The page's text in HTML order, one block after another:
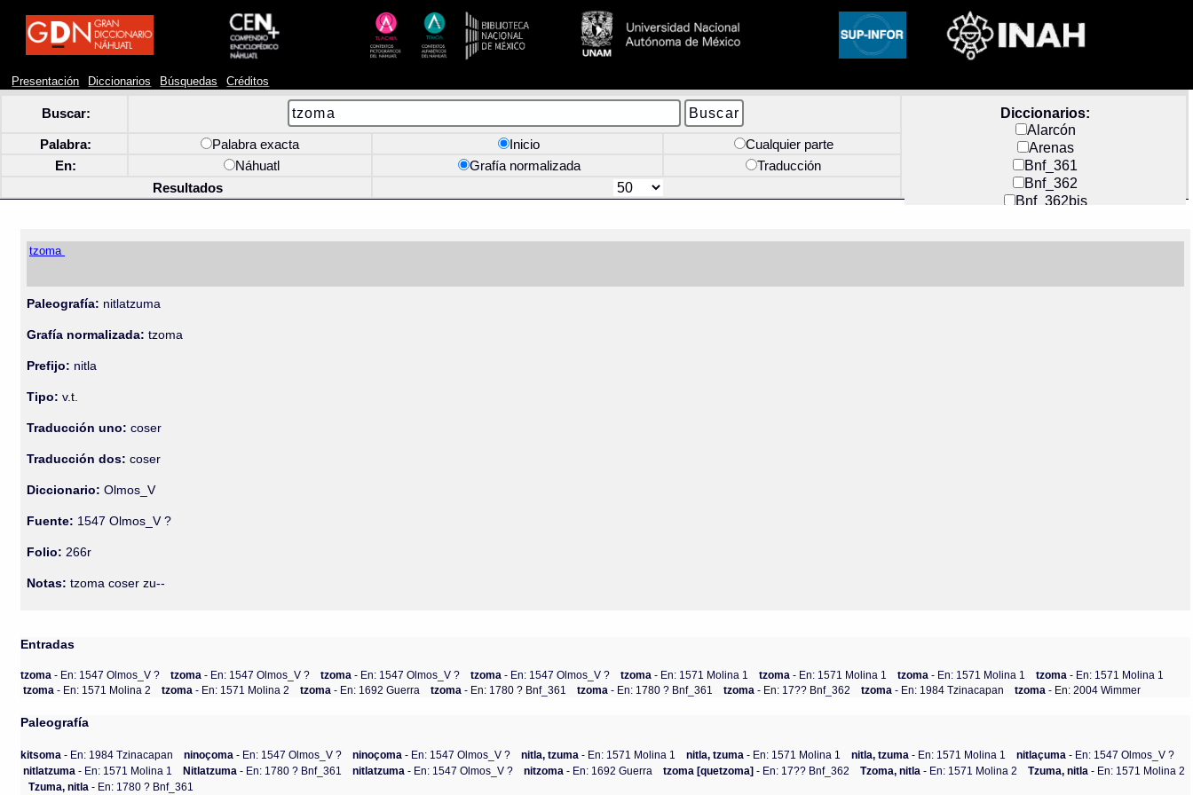
Presentación Diccionarios Búsquedas Créditos
Buscar:
Diccionarios:
Alarcón
Arenas
Bnf_361
Bnf_362
Bnf_362bis
Docs_México
Palabra: Palabra exacta Inicio
Cualquier parte
En:
Náhuatl Grafía normalizada
Traducción
Resultados
tzoma
Paleografía: nitlatzuma
Grafía normalizada: tzoma
Prefijo: nitla
Tipo: v.t.
Traducción uno: coser
Traducción dos: coser
Diccionario:Olmos_V
Fuente: 1547 Olmos_V ?
Folio: 266r
Notas: tzoma coser zu--
Entradas
tzoma- En: 1547 Olmos_V ? tzoma- En: 1547 Olmos_V ? tzoma- En: 1547 Olmos_V ? tzoma- En: 1547 Olmos_V ? tzoma- En: 1571 Molina 1 tzoma- En: 1571 Molina 1 tzoma- En: 1571 Molina 1 tzoma- En: 1571 Molina 1
tzoma- En: 1571 Molina 2 tzoma- En: 1571 Molina 2 tzoma- En: 1692 Guerra tzoma- En: 1780 ? Bnf_361 tzoma- En: 1780 ? Bnf_361 tzoma- En: 17?? Bnf_362 tzoma- En: 1984 Tzinacapan tzoma- En: 2004 Wimmer
Paleografía
kitsoma - En: 1984 Tzinacapan ninoçoma - En: 1547 Olmos_V ? ninoçoma - En: 1547 Olmos_V ? nitla, tzuma - En: 1571 Molina 1 nitla, tzuma - En: 1571 Molina 1 nitla, tzuma - En: 1571 Molina 1 nitlaçuma - En: 1547 Olmos_V ?
nitlatzuma - En: 1571 Molina 1 Nitlatzuma - En: 1780 ? Bnf_361 nitlatzuma - En: 1547 Olmos_V ? nitzoma - En: 1692 Guerra tzoma [quetzoma] - En: 17?? Bnf_362 Tzoma, nitla - En: 1571 Molina 2 Tzuma, nitla - En: 1571 Molina 2
Tzuma, nitla - En: 1780 ? Bnf_361